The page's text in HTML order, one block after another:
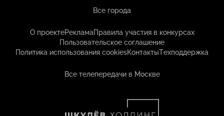
Все города
О проектеРекламаПравила участия в конкурсах
Пользовательское соглашение
Политика использования cookiesКонтактыТехподдержка
Все телепередачи в Москве